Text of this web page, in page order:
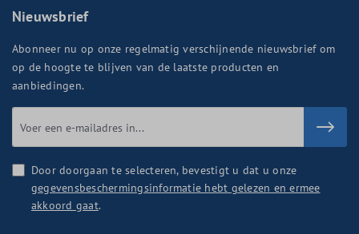
Nieuwsbrief
Abonneer nu op onze regelmatig verschijnende nieuwsbrief om
op de hoogte te blijven van de laatste producten en
aanbiedingen.
Door doorgaan te selecteren, bevestigt u dat u onze
gegevensbeschermingsinformatie hebt gelezen en ermee
akkoord gaat.